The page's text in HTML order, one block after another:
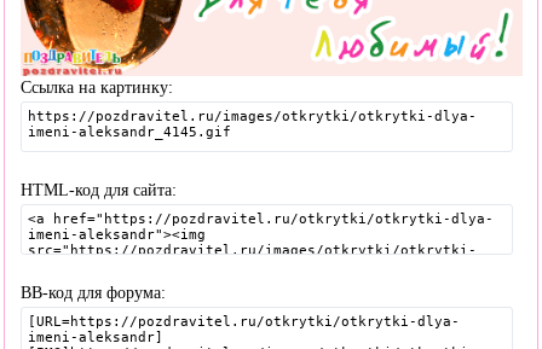
Ссылка на картинку:
HTML-код для сайта:
BB-код для форума: